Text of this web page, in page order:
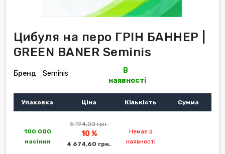
Цибуля на перо ГРІН БАННЕР |
GREEN BANER Seminis
Бренд Seminis
В
наявності
Упаковка Ціна Кількість Сумма
100 000
насінин
5 194,00 грн.
10 %
4 674,60 грн.
Немає в
наявності